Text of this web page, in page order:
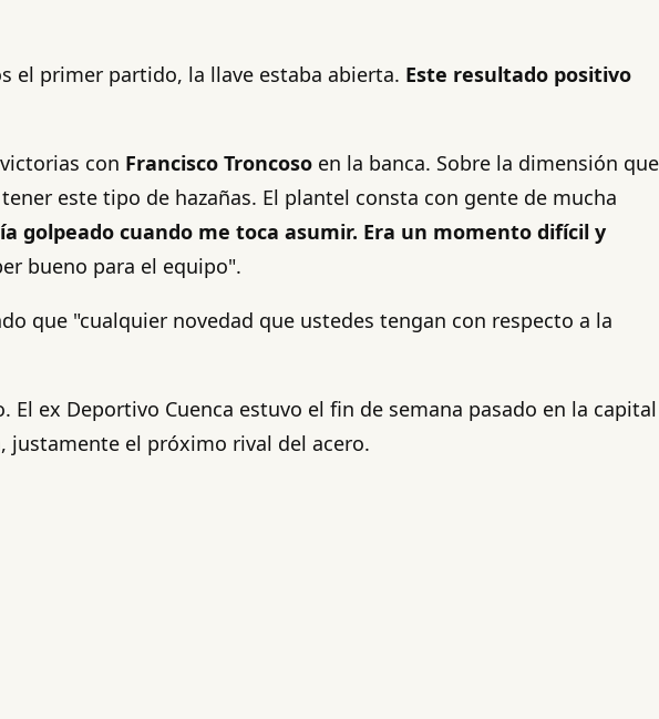
el primer partido, la llave estaba abierta. Este resultado positivo
con Francisco Troncoso en la banca. Sobre la dimensión que
este tipo de hazañas. El plantel consta con gente de mucha
golpeado cuando me toca asumir. Era un momento difícil y
bueno para el equipo".
que "cualquier novedad que ustedes tengan con respecto a la
El ex Deportivo Cuenca estuvo el fin de semana pasado en la capital
justamente el próximo rival del acero.